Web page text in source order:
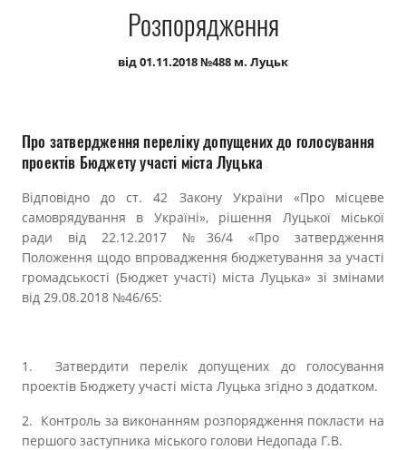
Публічна інформація
Документи
Розпорядження
від 01.11.2018 №488 м. Луцьк
Про затвердження переліку допущених до голосування
проектів Бюджету участі міста Луцька
Відповідно до ст. 42 Закону України «Про місцеве
самоврядування в Україні», рішення Луцької міської
ради від 22.12.2017 №36/4 «Про затвердження
Положення щодо впровадження бюджетування за участі
громадcькості (Бюджет участі) міста Луцька» зі змінами
від 29.08.2018 №46/65:
1. Затвердити перелік допущених до голосування
проектів Бюджету участі міста Луцька згідно з додатком.
2. Контроль за виконанням розпорядження покласти на
першого заступника міського голови Недопада Г.В.